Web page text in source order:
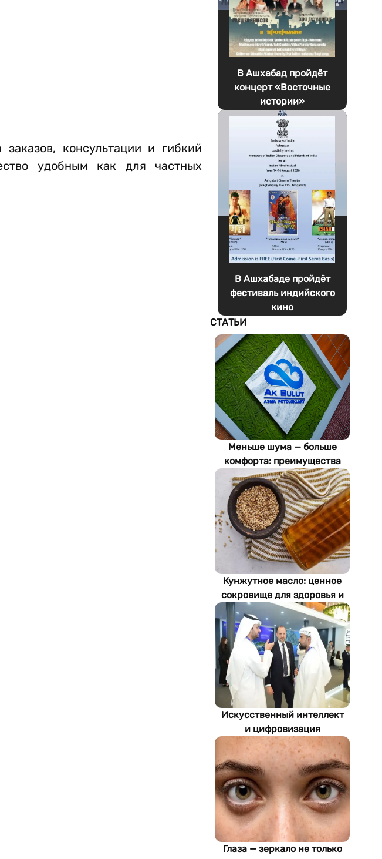
консультации и гибкий
удобным как для частных
В Ашхабад пройдёт
концерт «Восточные
истории»
В Ашхабаде пройдёт
фестиваль индийского
кино
СТАТЬИ
Меньше шума — больше
комфорта: преимущества
акустических потолков Ak
Bulut
Кунжутное масло: ценное
сокровище для здоровья и
экономики Туркменистана
Искусственный интеллект
и цифровизация
определяют будущее
энергетики
Туркменистана
Глаза — зеркало не только